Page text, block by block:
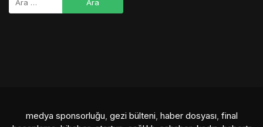
medya sponsorluğu, gezi bülteni, haber dosyası, final